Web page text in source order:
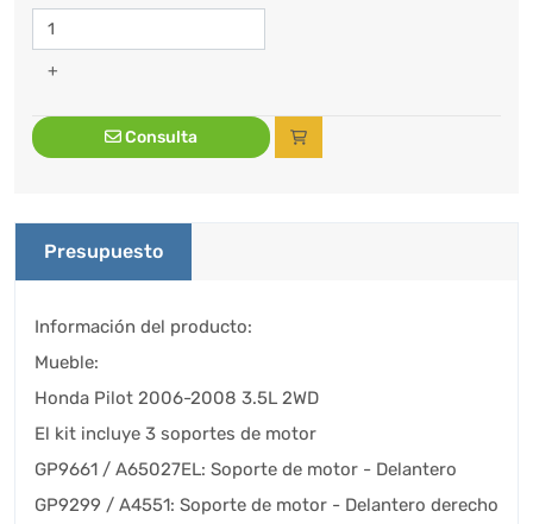
+
Consulta
Presupuesto
Información del producto:
Mueble:
Honda Pilot 2006-2008 3.5L 2WD
El kit incluye 3 soportes de motor
GP9661 / A65027EL: Soporte de motor - Delantero
GP9299 / A4551: Soporte de motor - Delantero derecho